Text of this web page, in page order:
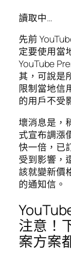
讀取中…
先前
定要使用當
YouTube
其，可說是
限制當地信
的用戶不受
壞消息是，
式宣布調漲
快一倍，已
受到影響，
該就變新價
的通知信。
注意！
案方案